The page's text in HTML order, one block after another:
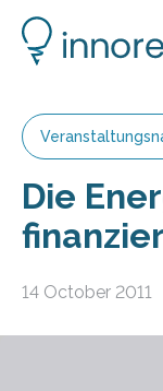
Die
14 October 2011